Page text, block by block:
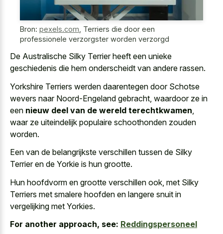
Bron: pexels.com Terriers die door een
professionele verzorgster worden verzorgd
De Australische Silky Terrier heeft een unieke
geschiedenis die hem onderscheidt van andere rassen.
Yorkshire Terriers werden daarentegen door Schotse
wevers naar Noord-Engeland gebracht, waardoor ze in
een nieuw deel van de wereld terechtkwamen
waar ze uiteindelijk populaire schoothonden zouden
worden.
Een van de belangrijkste verschillen tussen de Silky
Terrier en de Yorkie is hun grootte.
Hun hoofdvorm en grootte verschillen ook, met Silky
Terriers met smalere hoofden en langere snuit in
vergelijking met Yorkies.
For another approach, see: Reddingspersoneel